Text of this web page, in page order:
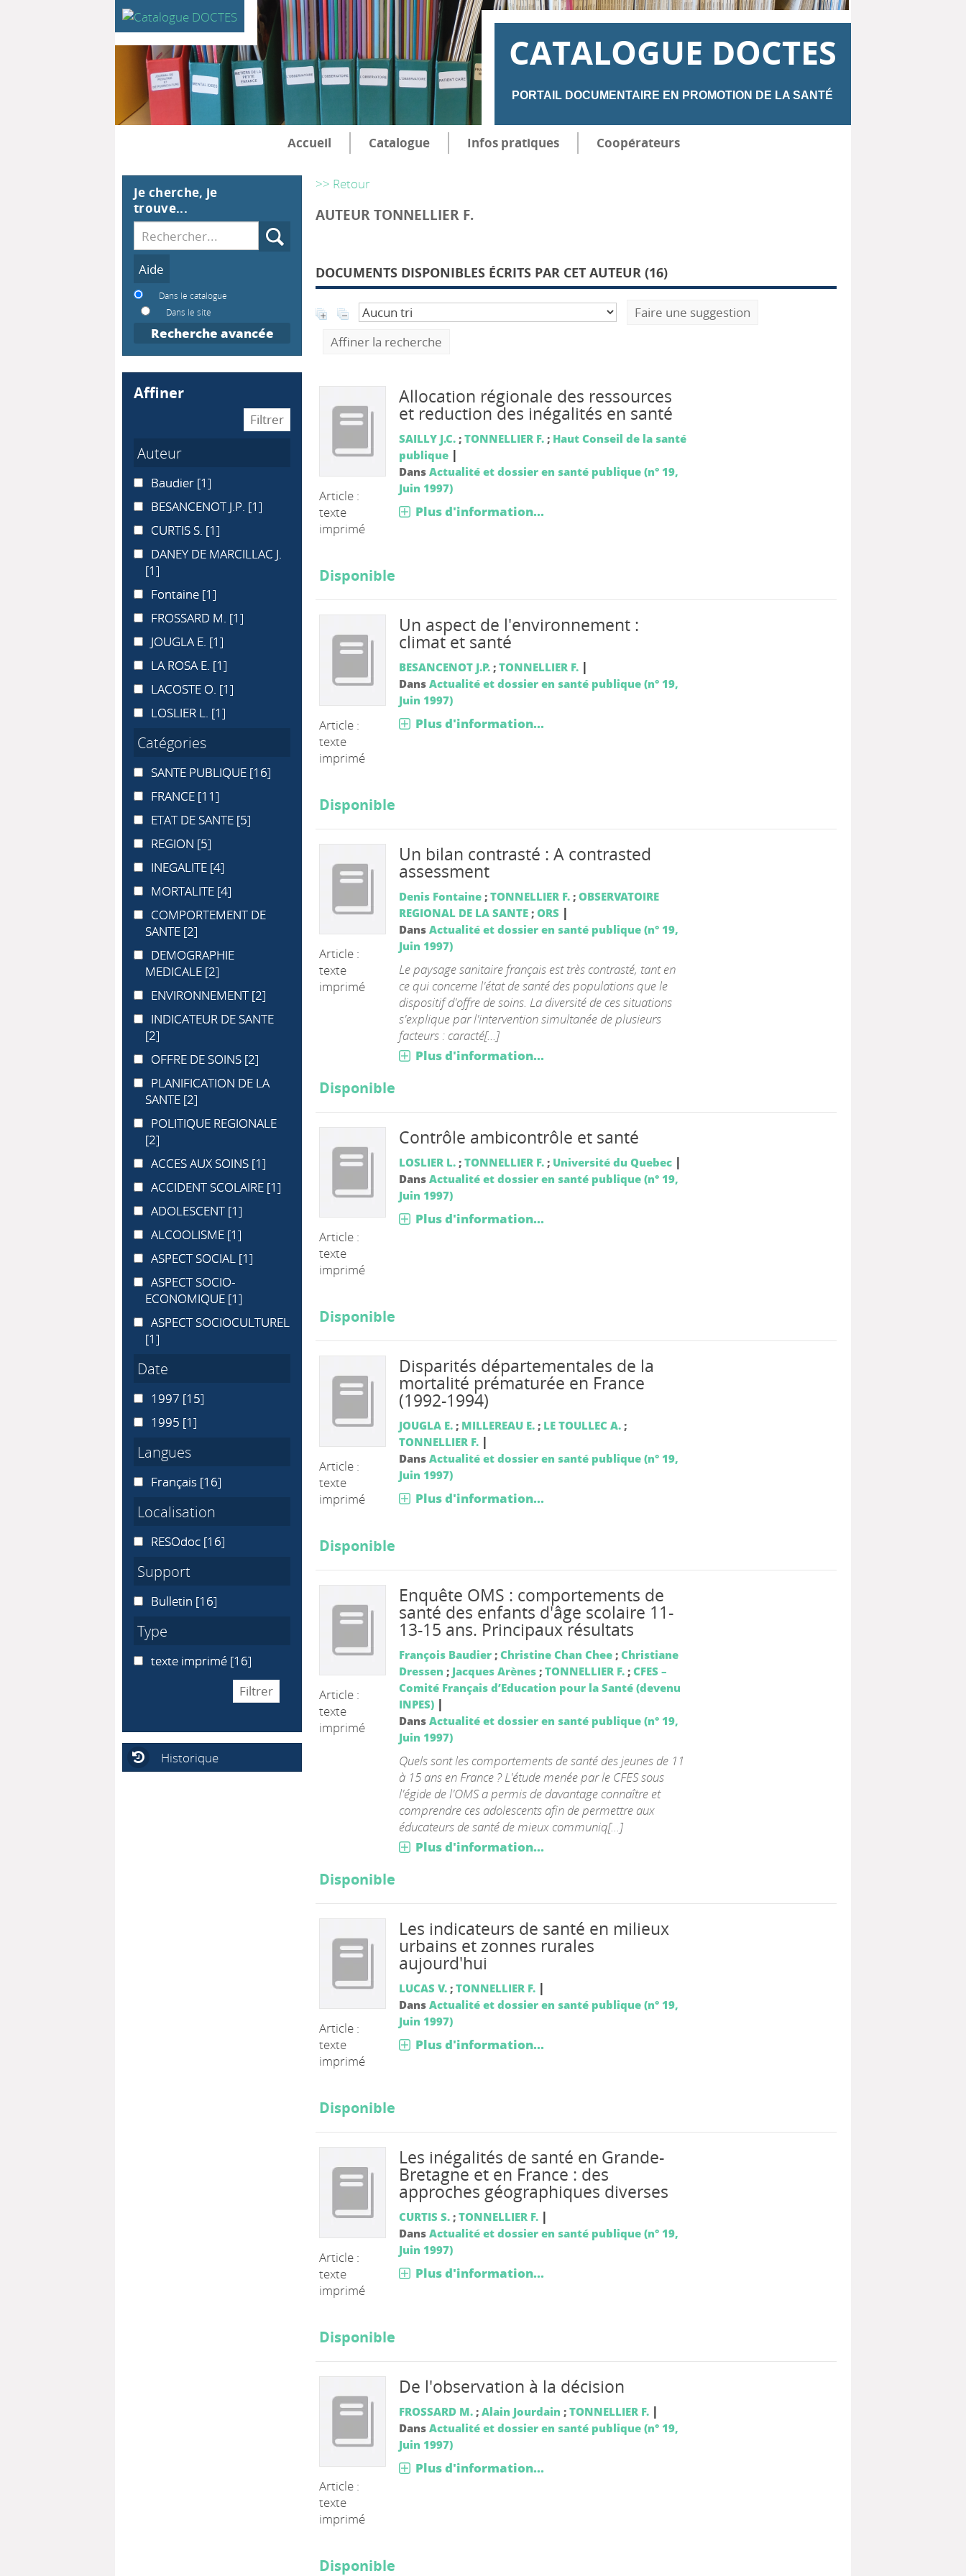
CATALOGUE DOCTES
PORTAIL DOCUMENTAIRE EN PROMOTION DE LA SANTÉ
Accueil Catalogue Infos pratiques Coopérateurs
>> Retour
AUTEUR TONNELLIER F.
DOCUMENTS DISPONIBLES ÉCRITS PAR CET AUTEUR (16)
Faire une suggestion
Affiner la recherche
Article :
texte
imprimé
Allocation régionale des ressources
et reduction des inégalités en santé
SAILLY J.C.; TONNELLIER F.; Haut Conseil de la santé
publique |
Dans Actualité et dossier en santé publique (n° 19,
Juin 1997)
Plus d'information...
Disponible
Article :
texte
imprimé
Un aspect de l'environnement :
climat et santé
BESANCENOT J.P.; TONNELLIER F. |
Dans Actualité et dossier en santé publique (n° 19,
Juin 1997)
Plus d'information...
Disponible
Article :
texte
imprimé
Un bilan contrasté : A contrasted
assessment
Denis Fontaine; TONNELLIER F.; OBSERVATOIRE
REGIONAL DE LA SANTE; ORS |
Dans Actualité et dossier en santé publique (n° 19,
Juin 1997)
Le paysage sanitaire français est très contrasté, tant en
ce qui concerne l'état de santé des populations que le
dispositif d'offre de soins. La diversité de ces situations
s'explique par l'intervention simultanée de plusieurs
facteurs : caracté[...]
Plus d'information...
Disponible
Article :
texte
imprimé
Contrôle ambicontrôle et santé
LOSLIER L.; TONNELLIER F.; Université du Quebec |
Dans Actualité et dossier en santé publique (n° 19,
Juin 1997)
Plus d'information...
Disponible
Article :
texte
imprimé
Disparités départementales de la
mortalité prématurée en France
(1992-1994)
JOUGLA E.; MILLEREAU E.; LE TOULLEC A.;
TONNELLIER F. |
Dans Actualité et dossier en santé publique (n° 19,
Juin 1997)
Plus d'information...
Disponible
Article :
texte
imprimé
Enquête OMS : comportements de
santé des enfants d'âge scolaire 11-
13-15 ans. Principaux résultats
François Baudier; Christine Chan Chee; Christiane
Dressen ; Jacques Arènes; TONNELLIER F.; CFES –
Comité Français d’Education pour la Santé (devenu
INPES) |
Dans Actualité et dossier en santé publique (n° 19,
Juin 1997)
Quels sont les comportements de santé des jeunes de 11
à 15 ans en France ? L'étude menée par le CFES sous
l'égide de l'OMS a permis de davantage connaître et
comprendre ces adolescents afin de permettre aux
éducateurs de santé de mieux communiq[...]
Plus d'information...
Disponible
Article :
texte
imprimé
Les indicateurs de santé en milieux
urbains et zonnes rurales
aujourd'hui
LUCAS V.; TONNELLIER F. |
Dans Actualité et dossier en santé publique (n° 19,
Juin 1997)
Plus d'information...
Disponible
Article :
texte
imprimé
Les inégalités de santé en Grande-
Bretagne et en France : des
approches géographiques diverses
CURTIS S.; TONNELLIER F. |
Dans Actualité et dossier en santé publique (n° 19,
Juin 1997)
Plus d'information...
Disponible
Article :
texte
imprimé
De l'observation à la décision
FROSSARD M.; Alain Jourdain ; TONNELLIER F. |
Dans Actualité et dossier en santé publique (n° 19,
Juin 1997)
Plus d'information...
Disponible
Je cherche, je
trouve...
Recherche
Dans le catalogue
Dans le site
Recherche avancée
affiner
Auteur
Baudier
Baudier [1]
BESANCENOT J.P.
BESANCENOT J.P. [1]
CURTIS S.
CURTIS S. [1]
DANEY DE MARCILLAC J.
DANEY DE MARCILLAC J.
[1]
Fontaine
Fontaine [1]
FROSSARD M.
FROSSARD M. [1]
JOUGLA E.
JOUGLA E. [1]
LA ROSA E.
LA ROSA E. [1]
LACOSTE O.
LACOSTE O. [1]
LOSLIER L.
LOSLIER L. [1]
Catégories
SANTE PUBLIQUE
SANTE PUBLIQUE [16]
FRANCE
FRANCE [11]
ETAT DE SANTE
ETAT DE SANTE [5]
REGION
REGION [5]
INEGALITE
INEGALITE [4]
MORTALITE
MORTALITE [4]
COMPORTEMENT DE SANTE
COMPORTEMENT DE
SANTE [2]
DEMOGRAPHIE MEDICALE
DEMOGRAPHIE
MEDICALE [2]
ENVIRONNEMENT
ENVIRONNEMENT [2]
INDICATEUR DE SANTE
INDICATEUR DE SANTE
[2]
OFFRE DE SOINS
OFFRE DE SOINS [2]
PLANIFICATION DE LA SANTE
PLANIFICATION DE LA
SANTE [2]
POLITIQUE REGIONALE
POLITIQUE REGIONALE
[2]
ACCES AUX SOINS
ACCES AUX SOINS [1]
ACCIDENT SCOLAIRE
ACCIDENT SCOLAIRE [1]
ADOLESCENT
ADOLESCENT [1]
ALCOOLISME
ALCOOLISME [1]
ASPECT SOCIAL
ASPECT SOCIAL [1]
ASPECT SOCIO-ECONOMIQUE
ASPECT SOCIO-
ECONOMIQUE [1]
ASPECT SOCIOCULTUREL
ASPECT SOCIOCULTUREL
[1]
Date
19971997 [15]
19951995 [1]
Langues
Français
Français [16]
Localisation
RESOdoc
RESOdoc [16]
Support
Bulletin
Bulletin [16]
Type
texte imprimé
texte imprimé [16]
Historique